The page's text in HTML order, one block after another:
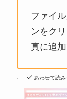
ファイ
ンをク
真に追加
あわせて読